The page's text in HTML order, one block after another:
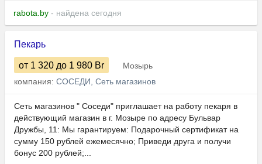
rabota.by - найдена сегодня
Пекарь
от 1 320 до 1 980 Br
Мозырь
компания: СОСЕДИ, Сеть магазинов
Сеть магазинов " Соседи" приглашает на работу пекаря в
действующий магазин в г. Мозыре по адресу Бульвар
Дружбы, 11: Мы гарантируем: Подарочный сертификат на
сумму 150 рублей ежемесячно; Приведи друга и получи
бонус 200 рублей;...